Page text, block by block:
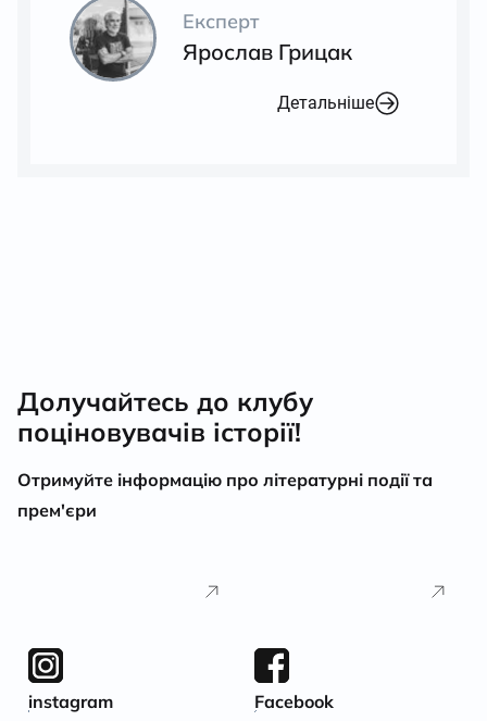
Експерт
Ярослав Грицак
Детальніше
Долучайтесь до клубу
поціновувачів історії!
Отримуйте інформацію про літературні події та
прем'єри
instagram Facebook